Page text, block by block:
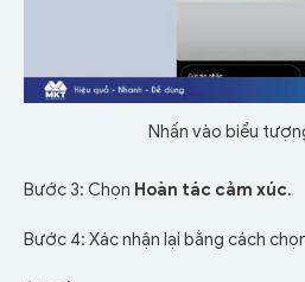
Nhấn vào biểu
Bước 3: Chọn Hoàn tác cảm xúc.
Bước 4: Xác nhận lại bằng cách